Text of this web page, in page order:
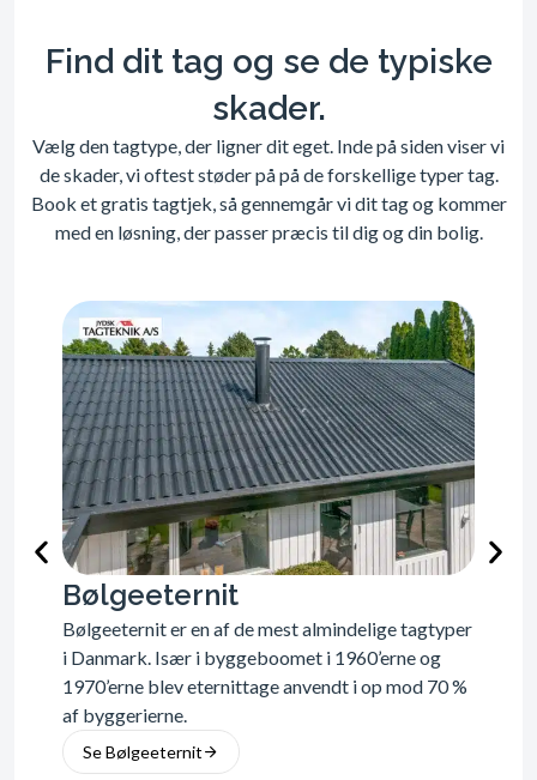
Find dit tag og se de typiske
skader.
Vælg den tagtype, der ligner dit eget. Inde på siden viser vi
de skader, vi oftest støder på på de forskellige typer tag.
Book et gratis tagtjek, så gennemgår vi dit tag og kommer
med en løsning, der passer præcis til dig og din bolig.
Bølgeeternit
Bølgeeternit er en af de mest almindelige tagtyper
i Danmark. Især i byggeboomet i 1960’erne og
1970’erne blev eternittage anvendt i op mod 70 %
af byggerierne.
Se Bølgeeternit